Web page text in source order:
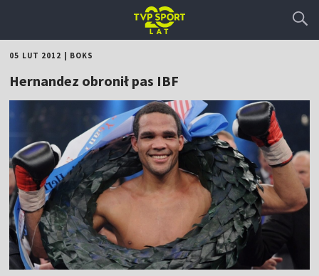
05 LUT 2012 BOKS
Hernandez obronił pas IBF